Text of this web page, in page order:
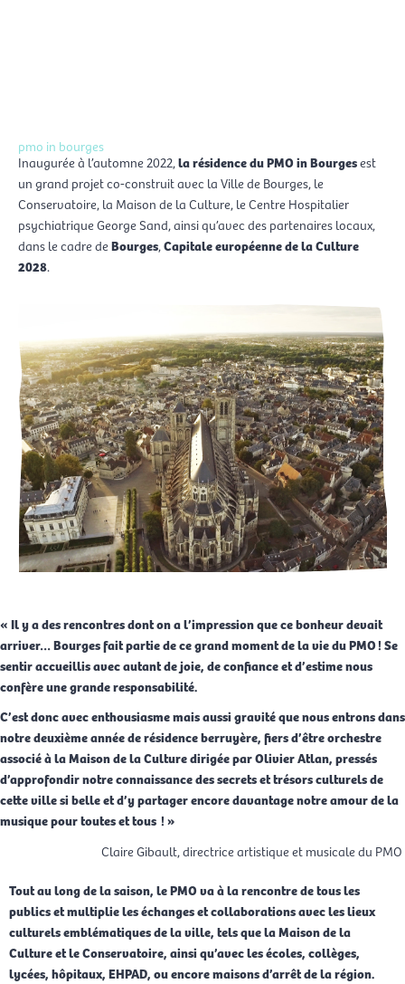
pmo in bourges
Inaugurée à l’automne 2022,la résidence du PMO in Bourgesest
un grand projet co-construit avec la Ville de Bourges, le
Conservatoire, la Maison de la Culture, le Centre Hospitalier
psychiatrique George Sand, ainsi qu’avec des partenaires locaux,
dans le cadre deBourges,Capitale européenne de la Culture
2028.
« Il y a des rencontres dont on a l’impression que ce bonheur devait
arriver… Bourges fait partie de ce grand moment de la vie du PMO ! Se
sentir accueillis avec autant de joie, de confiance et d’estime nous
confère une grande responsabilité.
C’est donc avec enthousiasme mais aussi gravité que nous entrons dans
notre deuxième année de résidence berruyère, fiers d’être orchestre
associé à la Maison de la Culture dirigée par Olivier Atlan, pressés
d’approfondir notre connaissance des secrets et trésors culturels de
cette ville si belle et d’y partager encore davantage notre amour de la
musique pour toutes et tous ! »
Claire Gibault, directrice artistique et musicale du PMO
Tout au long de la saison, le PMO va à la rencontre de tous les
publics et multiplie les échanges et collaborations avec les lieux
culturels emblématiques de la ville, tels que la Maison de la
Culture et le Conservatoire, ainsi qu’avec les écoles, collèges,
lycées, hôpitaux, EHPAD, ou encore maisons d’arrêt de la région.